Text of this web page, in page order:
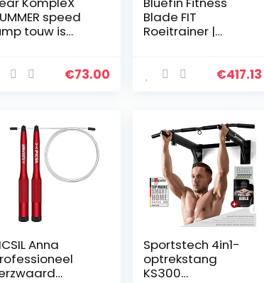
speed
touw is
unders, boksen,
€73.00
Blade FIT
Roeitrainer |
Gym Roeitrainers
€417.13
Anna
Sportstech 4in1-
optrekstang
KS300